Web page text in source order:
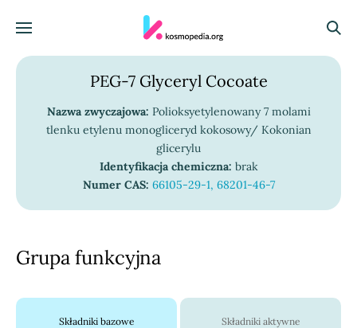
Menu
PEG-7 Glyceryl Cocoate
Nazwa zwyczajowa: Polioksyetylenowany 7 molami
tlenku etylenu monogliceryd kokosowy/ Kokonian
glicerylu
Identyfikacja chemiczna: brak
Numer CAS: 66105-29-1, 68201-46-7
Grupa funkcyjna
Składniki bazowe Składniki aktywne